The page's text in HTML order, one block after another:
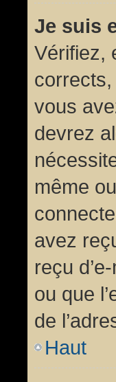
Je suis
Vérifiez,
vous
devrez
même
avez
reçu
ou que
de
Haut